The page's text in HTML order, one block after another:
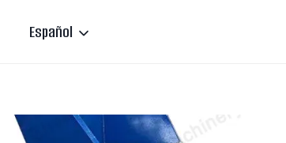
Español